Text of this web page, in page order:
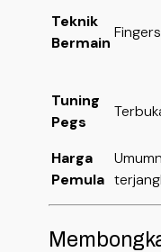
Teknik
Bermain
Tuning
Pegs
Harga
Pemula